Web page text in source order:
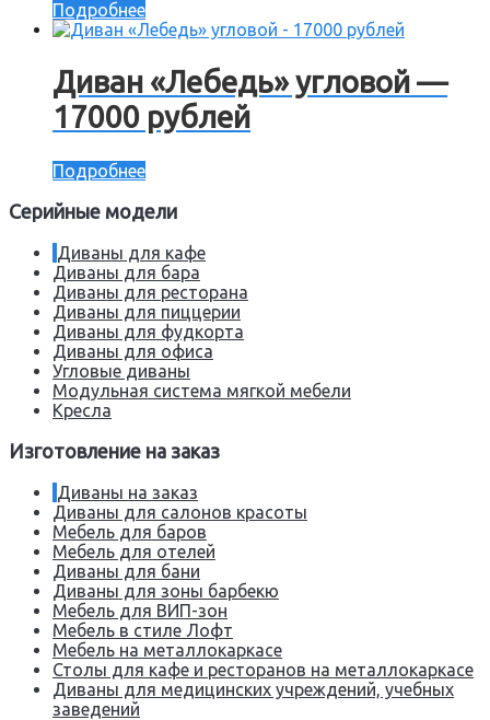
Подробнее
Диван «Лебедь» угловой —
17000 рублей
Подробнее
Серийные модели
Диваны для кафе
Диваны для бара
Диваны для ресторана
Диваны для пиццерии
Диваны для фудкорта
Диваны для офиса
Угловые диваны
Модульная система мягкой мебели
Кресла
Изготовление на заказ
Диваны на заказ
Диваны для салонов красоты
Мебель для баров
Мебель для отелей
Диваны для бани
Диваны для зоны барбекю
Мебель для ВИП-зон
Мебель в стиле Лофт
Мебель на металлокаркасе
Столы для кафе и ресторанов на металлокаркасе
Диваны для медицинских учреждений, учебных
заведений